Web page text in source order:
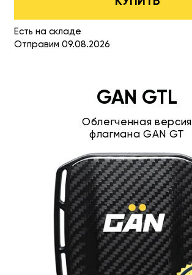
Есть на складе
Отправим 09.08.2026
GAN GTL
Облегченная версия
флагмана GAN GT